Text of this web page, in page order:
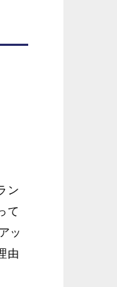
ン
て
ッ
由